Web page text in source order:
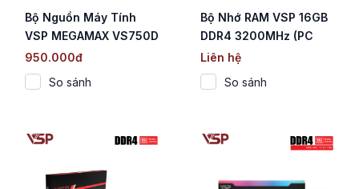
Bộ Nguồn Máy Tính
VSP MEGAMAX VS750D
(750W / Cybenetics
Silver / Active PFC / DC
to DC)
950.000đ
So sánh
Bộ Nhớ RAM VSP 16GB
DDR4 3200MHz (PC
Desktop / Tản Nhiệt
Nhôm Đen)
Liên hệ
So sánh